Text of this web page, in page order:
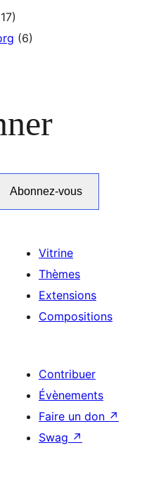
(6)
Abonnez-vous
Vitrine
Thèmes
Extensions
Compositions
Contribuer
Évènements
Faire un don ↗
Swag ↗